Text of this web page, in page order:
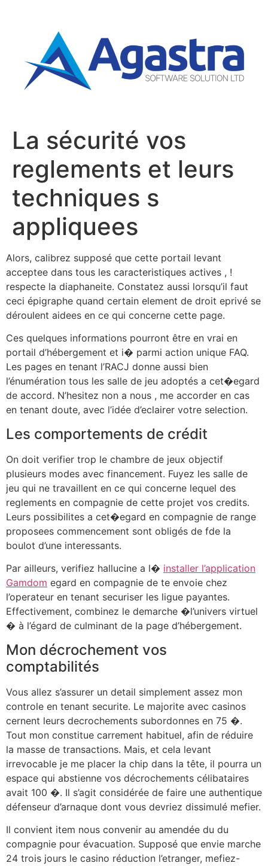
La sécurité vos
reglements et leurs
techniques s
appliquees
Alors, calibrez supposé que cette portail levant
acceptee dans tous les caracteristiques actives , !
respecte la diaphaneite. Constatez aussi lorsqu’il faut
ceci épigraphe quand certain element de droit eprivé se
déroulent aidees en ce qui concerne cette page.
Ces quelques informations pourront être en vrai en
portail d’hébergement et i� parmi action unique FAQ.
Les pages en tenant l’RACJ donne aussi bien
l’énumération tous les salle de jeu adoptés a cet�egard
de accord. N’hesitez non a nous , me accorder en cas
en tenant doute, avec l’idée d’eclairer votre selection.
Les comportements de crédit
On doit verifier trop le chambre de jeux objectif
plusieurs modes avec financement. Fuyez les salle de
jeu qui ne travaillent en ce qui concerne lequel des
reglements en compagnie de cette projet vos credits.
Leurs possibilites a cet�egard en compagnie de range
proposees commencement sont obligés de fde la
boulot d’une interessants.
Par ailleurs, verifiez hallucine a l� installer l’application
Gamdom egard en compagnie de te envoie chez
l’operateur en tenant securiser les ligue payantes.
Effectivement, combinez le demarche �l’univers virtuel
� à l’égard de culminant de la page d’hébergement.
Mon décrochement vos
comptabilités
Vous allez s’assurer un detail simplement assez mon
controle en tenant securite. Le majorite avec casinos
cernent leurs decrochements subordonnes en 75 �.
Tout mon constitue carrement habituel, afin de réduire
la masse de transactions. Mais, et cela levant
irrevocable je me placer la chip dans la tête, il pourra un
espace qui abstienne vos décrochements célibataires
avait 100 �. Il s’agit considérée de faire une authentique
défenseur d’arnaque dont vous devriez dissimulé mefier.
Il convient item nous convenir au amendée du du
compagnie pour évacuation. Supposé que envie marche
24 trois jours le casino réduction l’etranger, mefiez-